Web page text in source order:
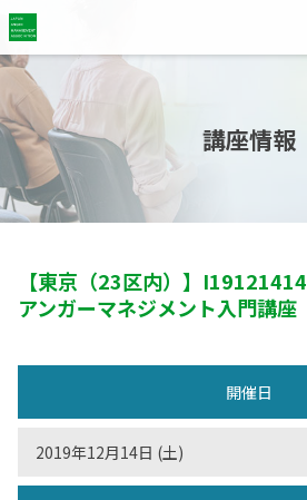
講座情報
【東京（23区内）】 I19121414
アンガーマネジメント入門講座
開催日
2019年12月14日 (土)